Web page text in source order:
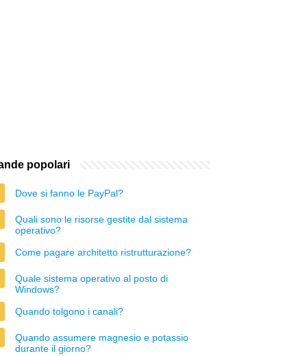
popolari
Dove si fanno le PayPal?
Quali sono le risorse gestite dal sistema
operativo?
Come pagare architetto ristrutturazione?
Quale sistema operativo al posto di
Windows?
Quando tolgono i canali?
Quando assumere magnesio e potassio
durante il giorno?